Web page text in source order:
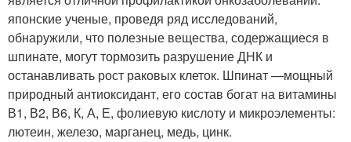
японские ученые, проведя ряд исследований,
обнаружили, что полезные вещества, содержащиеся в
шпинате, могут тормозить разрушение ДНК и
останавливать рост раковых клеток. Шпинат —мощный
природный антиоксидант, его состав богат на витамины
В1, В2, В6, К, А, Е, фолиевую кислоту и микроэлементы:
лютеин, железо, марганец, медь, цинк.